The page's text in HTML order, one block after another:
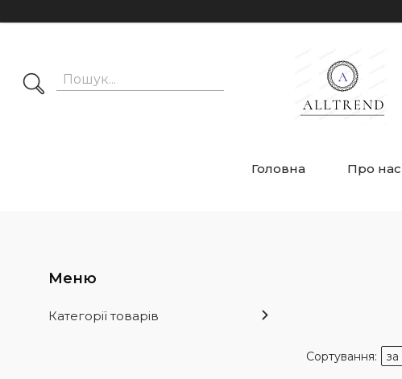
Головна Про нас
Категорії товарів